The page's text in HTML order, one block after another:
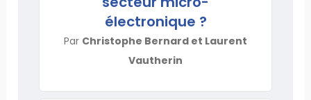
électronique ?
Par Christophe Bernard et Laurent
Vautherin